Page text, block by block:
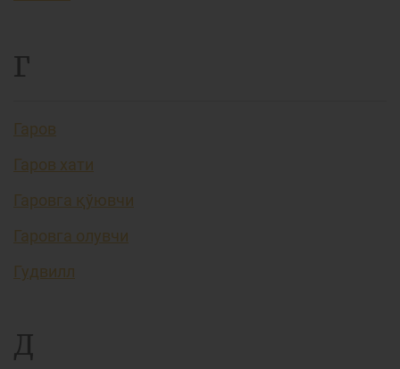
Г
Гаров
Гаров хати
Гаровга қўювчи
Гаровга олувчи
Гудвилл
Д